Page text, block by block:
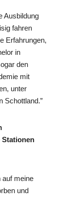
Ausbildung
fahren
Erfahrungen,
in
den
mit
unter
Schottland.”
Stationen
auf meine
und